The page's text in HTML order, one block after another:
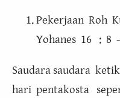
Pekerjaan Roh
Yohanes 16 : 8
Saudara saudara
hari pentakosta